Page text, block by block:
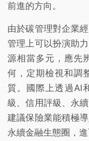
前進的方向。
由於碳管理對企業
管理上可以扮演助
源相當多元，應先
何，定期檢視和調
質。國際上透過AI
級、信用評級、永
建議保險業能積極
永續金融生態圈，